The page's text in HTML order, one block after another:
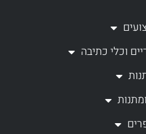
a
r
a
וכלי כתיבה